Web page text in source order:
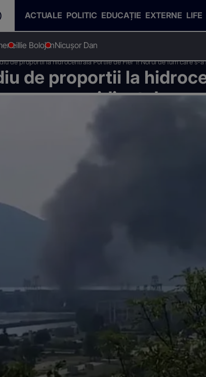
ACTUALE POLITIC EDUCAȚIE EXTERNE LIFE
Ilie BolojanNicușor Dan
de proportii la hidrocentrala Portile de Fier 1! Norul de fum care
de proportii la
care s-a ridicat